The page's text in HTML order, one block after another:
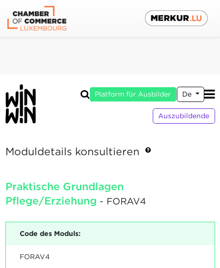
Platform für Ausbilder De
Auszubildende
Moduldetails konsultieren
Praktische Grundlagen
Pflege/Erziehung - FORAV4
Code des Moduls:
FORAV4